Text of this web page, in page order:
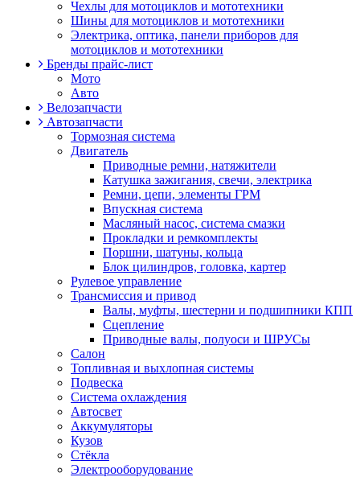
Чехлы для мотоциклов и мототехники
Шины для мотоциклов и мототехники
Электрика, оптика, панели приборов для
мотоциклов и мототехники
Бренды прайс-лист
Мото
Авто
Велозапчасти
Автозапчасти
Тормозная система
Двигатель
Приводные ремни, натяжители
Катушка зажигания, свечи, электрика
Ремни, цепи, элементы ГРМ
Впускная система
Масляный насос, система смазки
Прокладки и ремкомплекты
Поршни, шатуны, кольца
Блок цилиндров, головка, картер
Рулевое управление
Трансмиссия и привод
Валы, муфты, шестерни и подшипники КПП
Сцепление
Приводные валы, полуоси и ШРУСы
Салон
Топливная и выхлопная системы
Подвеска
Система охлаждения
Автосвет
Аккумуляторы
Кузов
Стёкла
Электрооборудование